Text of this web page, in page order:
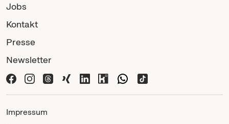
Jobs
Kontakt
Presse
Newsletter
Impressum